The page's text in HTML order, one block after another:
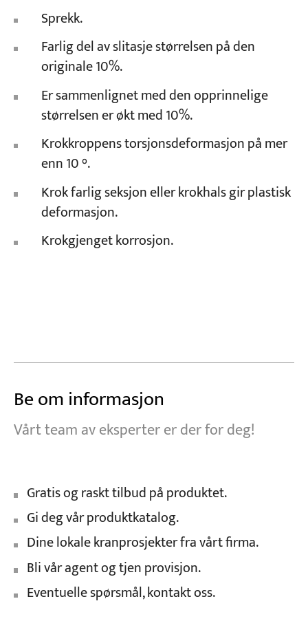
Sprekk.
Farlig del av slitasje størrelsen på den
originale 10%.
Er sammenlignet med den opprinnelige
størrelsen er økt med 10%.
Krokkroppens torsjonsdeformasjon på mer
enn 10 °.
Krok farlig seksjon eller krokhals gir plastisk
deformasjon.
Krokgjenget korrosjon.
Be om informasjon
Vårt team av eksperter er der for deg!
Gratis og raskt tilbud på produktet.
Gi deg vår produktkatalog.
Dine lokale kranprosjekter fra vårt firma.
Bli vår agent og tjen provisjon.
Eventuelle spørsmål, kontakt oss.